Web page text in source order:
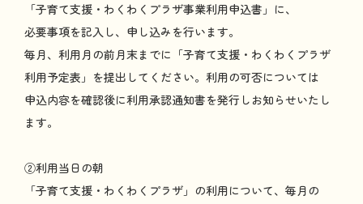
「子育て支援 ・わくわくプラザ事業利用申込書 」に、
必要事項を記入 し、 申 し込みを行います。
毎月、 利用月の前月末までに「子育て支援 ・わくわくプラザ
利用予定表 」を提出 してください。 利用の可否については
申込内容を確認後に利用承認通知書を発行 しお知 らせいたし
ます。
②利用当日の朝
「子育て支援 ・わくわくプラザ」の利用について、 毎月の